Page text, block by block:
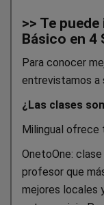
>> Te
Básico en 4
Para conocer
entrevistamos a
¿Las clases
Milingual ofrece
OnetoOne:
profesor que
mejores locales